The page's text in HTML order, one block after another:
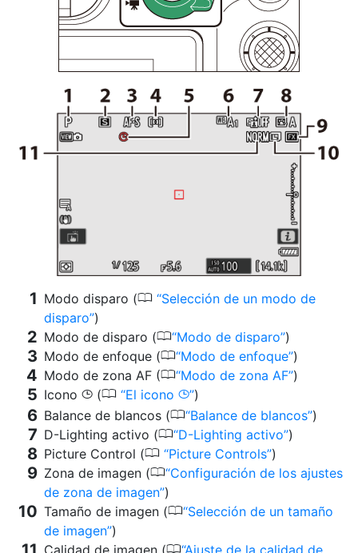
Modo disparo (0 Selección de un modo de
disparo )
Modo de disparo (0 Modo de disparo )
Modo de enfoque (0 Modo de enfoque )
Modo de zona AF (0 Modo de zona AF )
Icono g (0 El icono g )
Balance de blancos (0 Balance de blancos )
D-Lighting activo (0 D-Lighting activo )
Picture Control (0 Picture Controls )
Zona de imagen (0 Configuración de los ajustes
de zona de imagen )
Tamaño de imagen (0 Selección de un tamaño
de imagen )
Calidad de imagen (
Ajuste de la calidad de